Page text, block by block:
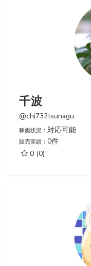
千波
@chi732tsunagu
稼働状況： 対応可能
販売実績： 0件
0 (0)